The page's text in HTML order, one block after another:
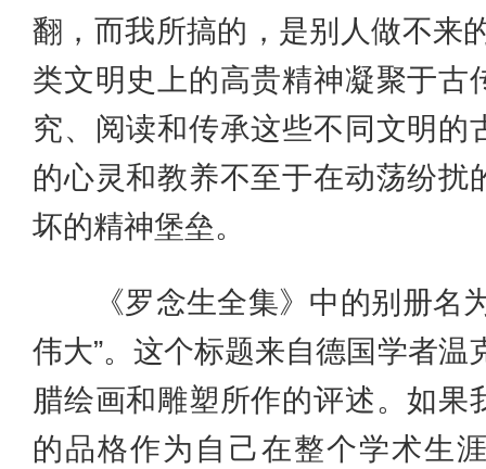
翻，而我所搞的，是别人做不来
类文明史上的高贵精神凝聚于古
究、阅读和传承这些不同文明的
的心灵和教养不至于在动荡纷扰
坏的精神堡垒。
《罗念生全集》中的别册名为
伟大”。这个标题来自德国学者温
腊绘画和雕塑所作的评述。如果
的品格作为自己在整个学术生